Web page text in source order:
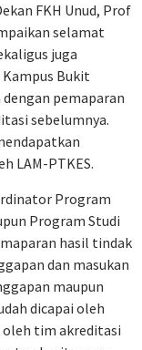
FKH Unud, Prof
selamat
juga
Kampus Bukit
pemaparan
sebelumnya.
LAM-PTKES.
Program
Program Studi
hasil tindak
dan masukan
maupun
dicapai oleh
oleh tim akreditasi